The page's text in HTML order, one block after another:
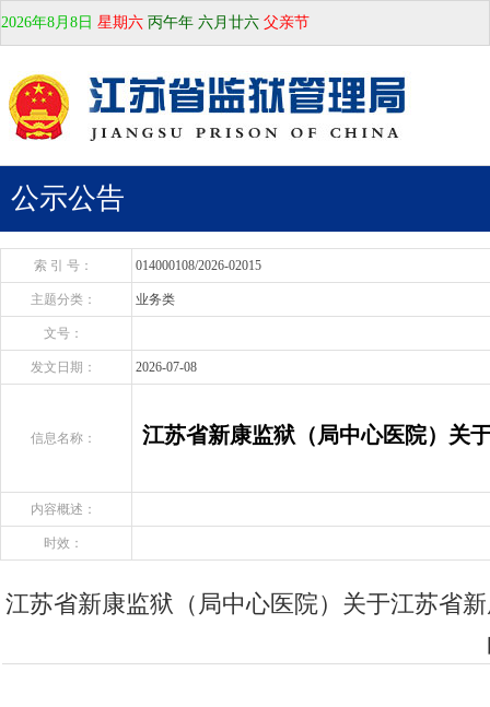
2026年8月8日 星期六 丙午年 六月廿六 父亲节
公示公告
索 引 号： 014000108/2026-02015
主题分类： 业务类
文号：
发文日期： 2026-07-08
信息名称： 江苏省新康监狱（局中心医院）关
内容概述：
时效：
江苏省新康监狱（局中心医院）关于江苏省